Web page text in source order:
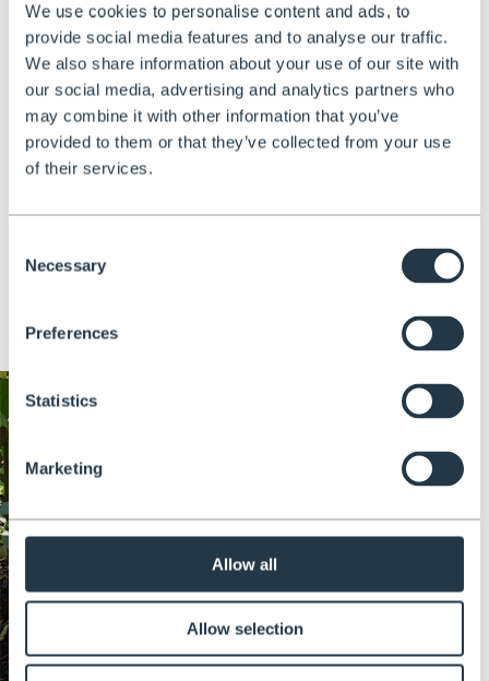
We use cookies to personalise content and ads, to
provide social media features and to analyse our traffic.
We also share information about your use of our site with
our social media, advertising and analytics partners who
may combine it with other information that you’ve
provided to them or that they’ve collected from your use
of their services.
Selection
Necessary
Preferences
Statistics
Marketing
Allow all
Allow selection
Leiter für drinnen und draußen
Einsatzmöglichkeiten – ideal für Gartenarbeiten,